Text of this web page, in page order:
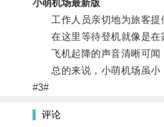
小萌机场最新版
工作人员亲切地为旅客提
在这里等待登机就像是在
飞机起降的声音清晰可闻
总的来说，小萌机场虽小
#3#
评论